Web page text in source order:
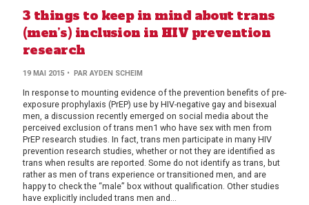
3 things to keep in mind about trans
(men’s) inclusion in HIV prevention
research
19 MAI 2015 • PAR AYDEN SCHEIM
In response to mounting evidence of the prevention benefits of pre-
exposure prophylaxis (PrEP) use by HIV-negative gay and bisexual
men, a discussion recently emerged on social media about the
perceived exclusion of trans men1 who have sex with men from
PrEP research studies. In fact, trans men participate in many HIV
prevention research studies, whether or not they are identified as
trans when results are reported. Some do not identify as trans, but
rather as men of trans experience or transitioned men, and are
happy to check the “male” box without qualification. Other studies
have explicitly included trans men and...